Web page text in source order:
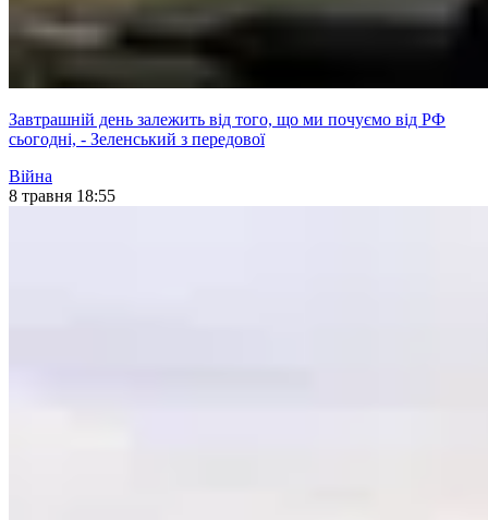
Завтрашній день залежить від того, що ми почуємо від РФ
сьогодні, - Зеленський з передової
Війна
8 травня 18:55